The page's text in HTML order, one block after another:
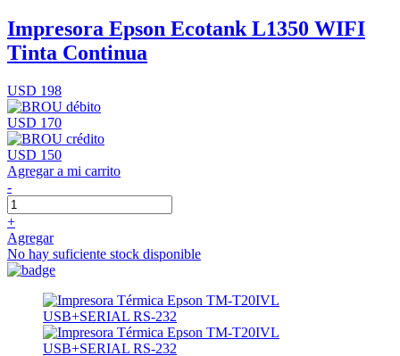
Impresora Epson Ecotank L1350 WIFI
Tinta Continua
USD 198
USD 170
USD 150
Agregar a mi carrito
-
+
Agregar
No hay suficiente stock disponible